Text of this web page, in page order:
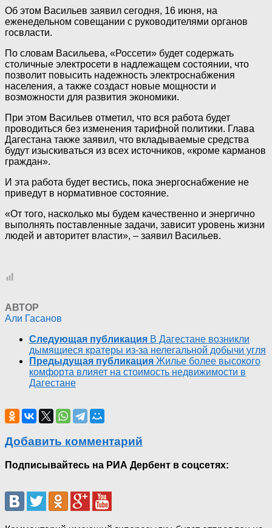
Об этом Васильев заявил сегодня, 16 июня, на
еженедельном совещании с руководителями органов
госвласти.
По словам Васильева, «Россети» будет содержать
столичные электросети в надлежащем состоянии, что
позволит повысить надежность электроснабжения
населения, а также создаст новые мощности и
возможности для развития экономики.
При этом Васильев отметил, что вся работа будет
проводиться без изменения тарифной политики. Глава
Дагестана также заявил, что вкладываемые средства
будут изыскиваться из всех источников, «кроме карманов
граждан».
И эта работа будет вестись, пока энергоснабжение не
приведут в нормативное состояние.
«От того, насколько мы будем качественно и энергично
выполнять поставленные задачи, зависит уровень жизни
людей и авторитет власти», – заявил Васильев.
АВТОР
Али Гасанов
Следующая публикация В Дагестане возникли
дымящиеся кратеры из-за нелегальной добычи угля
Предыдущая публикация Жилье более высокого
комфорта влияет на стоимость недвижимости в
Дагестане
Добавить комментарий
Подписывайтесь на РИА Дербент в соцсетях: